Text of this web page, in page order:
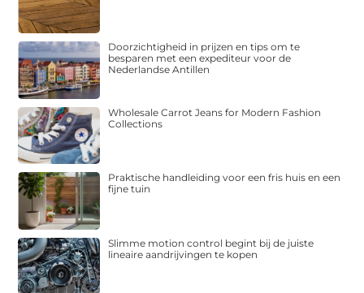
Doorzichtigheid in prijzen en tips om te
besparen met een expediteur voor de
Nederlandse Antillen
Wholesale Carrot Jeans for Modern Fashion
Collections
Praktische handleiding voor een fris huis en een
fijne tuin
Slimme motion control begint bij de juiste
lineaire aandrijvingen te kopen